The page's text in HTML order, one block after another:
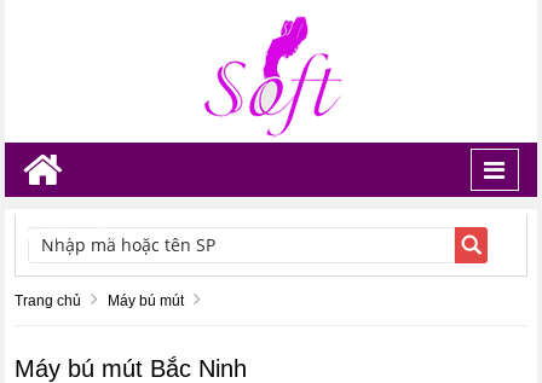
TÌM KIẾM
Trang chủ Máy bú mút
Máy bú mút Bắc Ninh